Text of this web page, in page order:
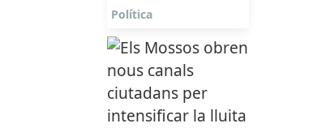
Política